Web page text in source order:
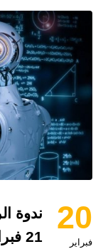
20
فبراير
ندوة
21 فبراير 2026.